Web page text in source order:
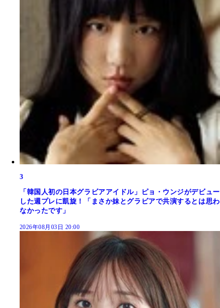
3
「韓国人初の日本グラビアアイドル」ピョ・ウンジがデビュー
した週プレに凱旋！「まさか妹とグラビアで共演するとは思わ
なかったです」
2026年08月03日 20:00